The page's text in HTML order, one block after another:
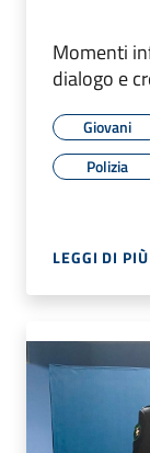
Momenti
dialogo e
Giovani
Polizia
LEGGI DI PIÙ